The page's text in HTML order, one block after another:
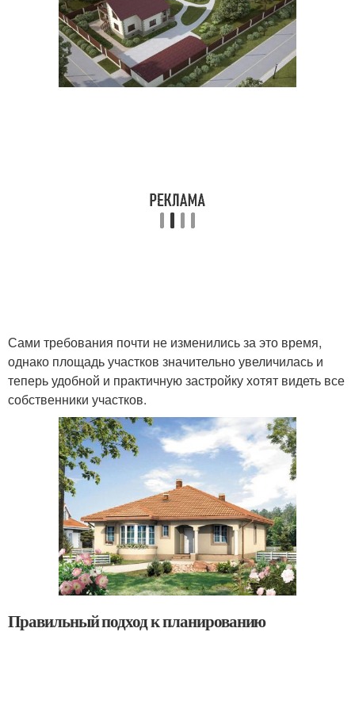
Сами требования почти не изменились за это время,
однако площадь участков значительно увеличилась и
теперь удобной и практичную застройку хотят видеть все
собственники участков.
Правильный подход к планированию